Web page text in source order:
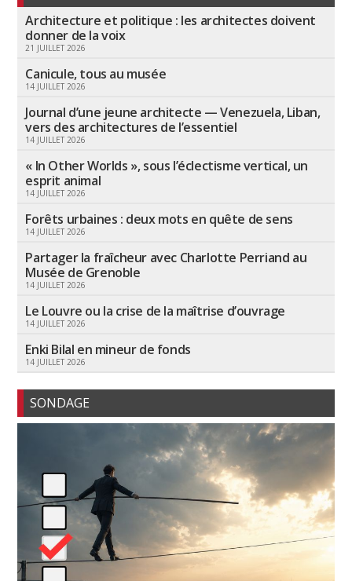
Architecture et politique : les architectes doivent
donner de la voix
21 JUILLET 2026
Canicule, tous au musée
14 JUILLET 2026
Journal d’une jeune architecte — Venezuela, Liban,
vers des architectures de l’essentiel
14 JUILLET 2026
« In Other Worlds », sous l’éclectisme vertical, un
esprit animal
14 JUILLET 2026
Forêts urbaines : deux mots en quête de sens
14 JUILLET 2026
Partager la fraîcheur avec Charlotte Perriand au
Musée de Grenoble
14 JUILLET 2026
Le Louvre ou la crise de la maîtrise d’ouvrage
14 JUILLET 2026
Enki Bilal en mineur de fonds
14 JUILLET 2026
SONDAGE